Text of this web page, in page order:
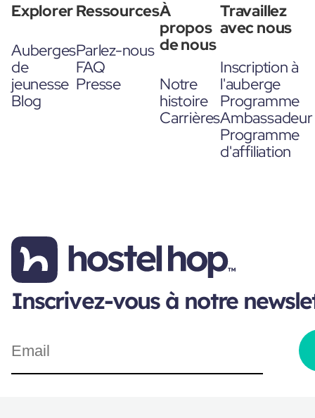
Explorer
Auberges
de
jeunesse
Blog
Ressources
Parlez-nous
FAQ
Presse
À
propos
de nous
Notre
histoire
Carrières
Travaillez
avec nous
Inscription à
l'auberge
Programme
Ambassadeur
Programme
d'affiliation
Inscrivez-vous à notre